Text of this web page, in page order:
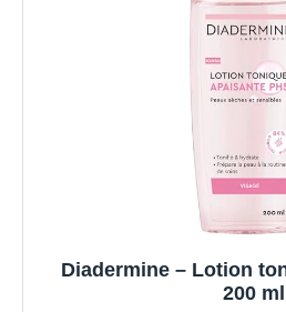
Diadermine – Lotion
200 ml